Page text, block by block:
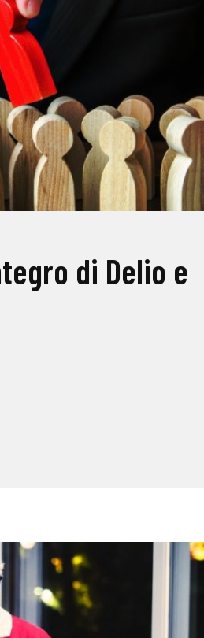
di Delio e